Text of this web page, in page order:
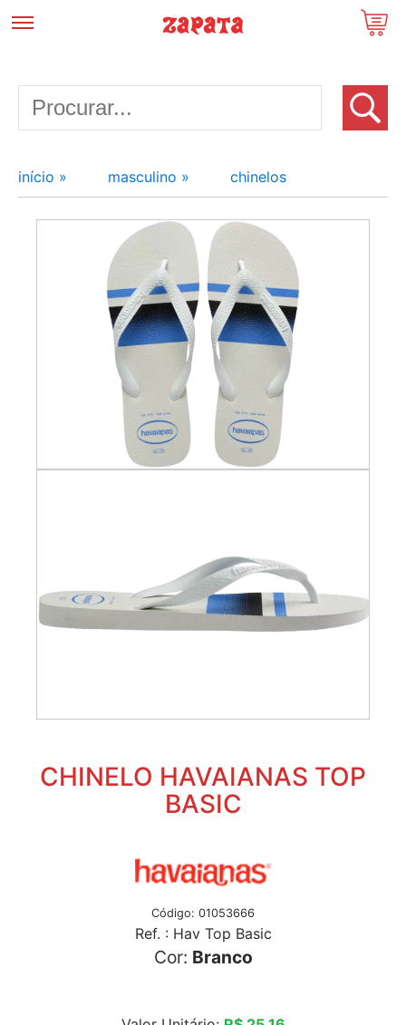
início » masculino » chinelos
CHINELO HAVAIANAS TOP
BASIC
Código: 01053666
Ref. : Hav Top Basic
Cor: Branco